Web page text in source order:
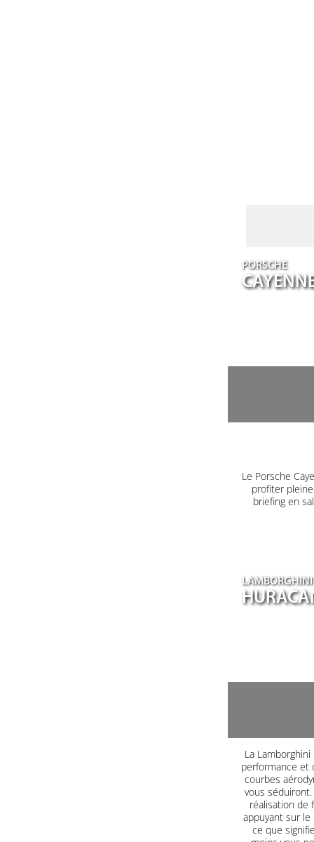
PORSCHE
Le Porsche
profiter
briefing en
LAMBORGHINI
La
performance et
courbes
vous
réalisation de
appuyant sur le
ce que